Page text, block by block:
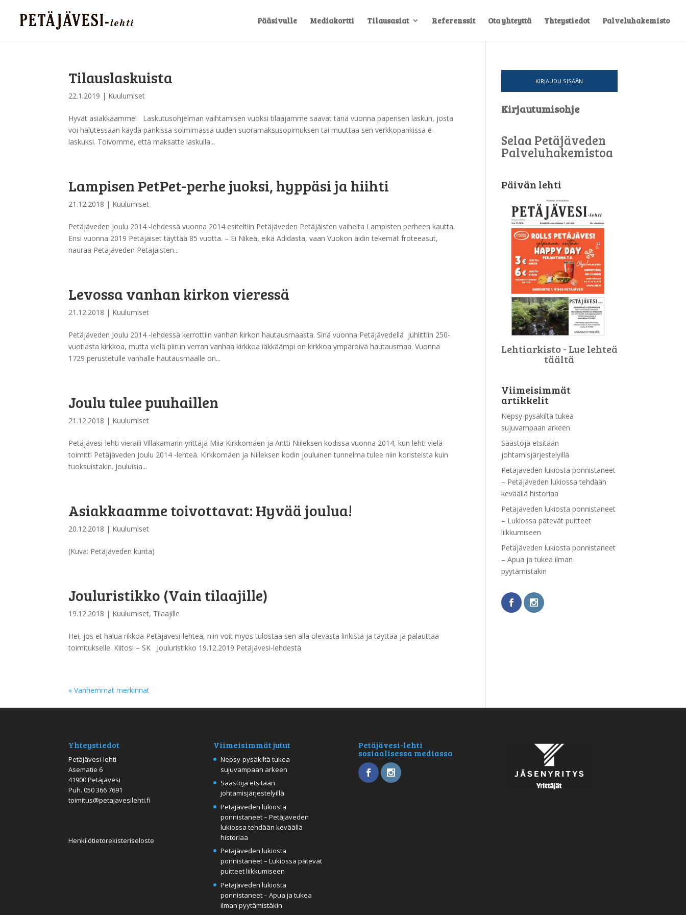
Pääsivulle Mediakortti Tilausasiat Referenssit Ota yhteyttä Yhteystiedot Palveluhakemisto
Tilauslaskuista
22.1.2019 | Kuulumiset
Hyvät asiakkaamme! Laskutusohjelman vaihtamisen vuoksi tilaajamme saavat tänä vuonna paperisen laskun, josta
voi halutessaan käydä pankissa solmimassa uuden suoramaksusopimuksen tai muuttaa sen verkkopankissa e-
laskuksi. Toivomme, että maksatte laskulla...
Lampisen PetPet-perhe juoksi, hyppäsi ja hiihti
21.12.2018 | Kuulumiset
Petäjäveden joulu 2014 -lehdessä vuonna 2014 esiteltiin Petäjäveden Petäjäisten vaiheita Lampisten perheen kautta.
Ensi vuonna 2019 Petäjäiset täyttää 85 vuotta. – Ei Nikeä, eikä Adidasta, vaan Vuokon äidin tekemät froteeasut,
nauraa Petäjäveden Petäjäisten...
Levossa vanhan kirkon vieressä
21.12.2018 | Kuulumiset
Petäjäveden Joulu 2014 -lehdessä kerrottiin vanhan kirkon hautausmaasta. Sinä vuonna Petäjävedellä juhlittiin 250-
vuotiasta kirkkoa, mutta vielä piirun verran vanhaa kirkkoa iäkkäämpi on kirkkoa ympäröivä hautausmaa. Vuonna
1729 perustetulle vanhalle hautausmaalle on...
Joulu tulee puuhaillen
21.12.2018 | Kuulumiset
Petäjävesi-lehti vieraili Villakamarin yrittäjä Miia Kirkkomäen ja Antti Niileksen kodissa vuonna 2014, kun lehti vielä
toimitti Petäjäveden Joulu 2014 -lehteä. Kirkkomäen ja Niileksen kodin jouluinen tunnelma tulee niin koristeista kuin
tuoksuistakin. Jouluisia...
Asiakkaamme toivottavat: Hyvää joulua!
20.12.2018 | Kuulumiset
(Kuva: Petäjäveden kunta)
Jouluristikko (Vain tilaajille)
19.12.2018 | Kuulumiset, Tilaajille
Hei, jos et halua rikkoa Petäjävesi-lehteä, niin voit myös tulostaa sen alla olevasta linkistä ja täyttää ja palauttaa
toimitukselle. Kiitos! – SK Jouluristikko 19.12.2019 Petäjävesi-lehdestä
« Vanhemmat merkinnät
KIRJAUDU SISÄÄN
Kirjautumisohje
Selaa Petäjäveden
Palveluhakemistoa
Päivän lehti
Lehtiarkisto - Lue lehteä
täältä
Viimeisimmät
artikkelit
Nepsy-pysäkiltä tukea
sujuvampaan arkeen
Säästöjä etsitään
johtamisjärjestelyillä
Petäjäveden lukiosta ponnistaneet
– Petäjäveden lukiossa tehdään
keväällä historiaa
Petäjäveden lukiosta ponnistaneet
– Lukiossa pätevät puitteet
liikkumiseen
Petäjäveden lukiosta ponnistaneet
– Apua ja tukea ilman
pyytämistäkin
Yhteystiedot
Petäjävesi-lehti
Asematie 6
41900 Petäjävesi
Puh.050 366 7691
toimitus@petajavesilehti.fi
Henkilötietorekisteriseloste
Viimeisimmät jutut
Nepsy-pysäkiltä tukea
sujuvampaan arkeen
Säästöjä etsitään
johtamisjärjestelyillä
Petäjäveden lukiosta
ponnistaneet – Petäjäveden
lukiossa tehdään keväällä
historiaa
Petäjäveden lukiosta
ponnistaneet – Lukiossa pätevät
puitteet liikkumiseen
Petäjäveden lukiosta
ponnistaneet – Apua ja tukea
ilman pyytämistäkin
Petäjävesi-lehti
sosiaalisessa mediassa